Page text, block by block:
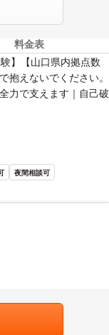
料金表
】【山口県内拠点数
抱えないでください。
力で支えます｜自己破
夜間相談可
る